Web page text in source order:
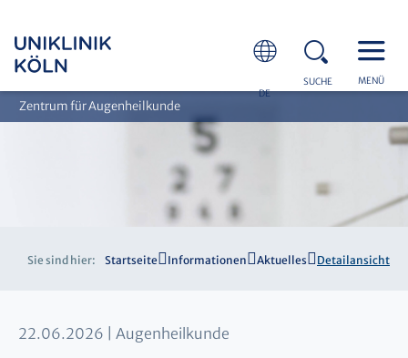
DE
SUCHE MENÜ
Zentrum für Augenheilkunde
Sie sind hier: Startseite Informationen Aktuelles Detailansicht
22.06.2026 Augenheilkunde